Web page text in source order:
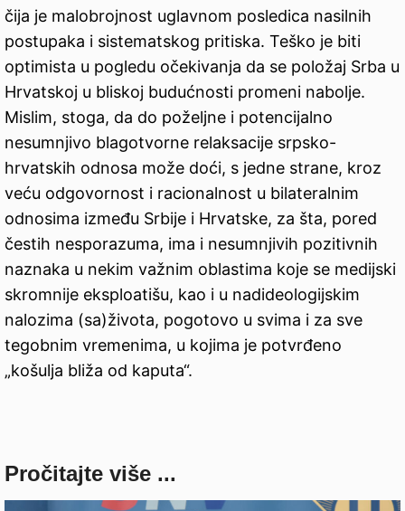
čija je malobrojnost uglavnom posledica nasilnih
postupaka i sistematskog pritiska. Teško je biti
optimista u pogledu očekivanja da se položaj Srba u
Hrvatskoj u bliskoj budućnosti promeni nabolje.
Mislim, stoga, da do poželjne i potencijalno
nesumnjivo blagotvorne relaksacije srpsko-
hrvatskih odnosa može doći, s jedne strane, kroz
veću odgovornost i racionalnost u bilateralnim
odnosima između Srbije i Hrvatske, za šta, pored
čestih nesporazuma, ima i nesumnjivih pozitivnih
naznaka u nekim važnim oblastima koje se medijski
skromnije eksploatišu, kao i u nadideologijskim
nalozima (sa)života, pogotovo u svima i za sve
tegobnim vremenima, u kojima je potvrđeno
„košulja bliža od kaputa“.
Pročitajte više ...